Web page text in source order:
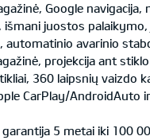
Google
išmani juostos
automatinio avarinio
projekcija ant
360 laipsnių vaizdo
CarPlay/AndroidAuto
5 metai iki 100